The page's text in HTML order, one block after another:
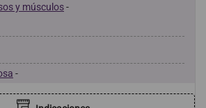
y músculos-
-